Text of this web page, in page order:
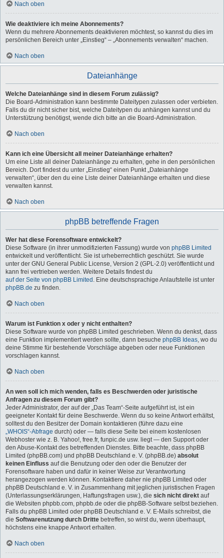
Nach oben
Wie deaktiviere ich meine Abonnements?
Wenn du mehrere Abonnements deaktivieren möchtest, so kannst du dies im
persönlichen Bereich unter „Einstieg“ – „Abonnements verwalten“ machen.
Nach oben
Dateianhänge
Welche Dateianhänge sind in diesem Forum zulässig?
Die Board-Administration kann bestimmte Dateitypen zulassen oder verbieten.
Falls du dir nicht sicher bist, welche Dateitypen du anhängen kannst und du
Unterstützung benötigst, wende dich bitte an die Board-Administration.
Nach oben
Kann ich eine Übersicht all meiner Dateianhänge erhalten?
Um eine Liste all deiner Dateianhänge zu erhalten, gehe in den persönlichen
Bereich. Dort findest du unter „Einstieg“ einen Punkt „Dateianhänge
verwalten“, über den du eine Liste deiner Dateianhänge erhalten und diese
verwalten kannst.
Nach oben
phpBB betreffende Fragen
Wer hat diese Forensoftware entwickelt?
Diese Software (in ihrer unmodifizierten Fassung) wurde von phpBB Limited
entwickelt und veröffentlicht. Sie ist urheberrechtlich geschützt. Sie wurde
unter der GNU General Public License, Version 2 (GPL-2.0) veröffentlicht und
kann frei vertrieben werden. Weitere Details findest du
auf der Seite von phpBB Limited . Eine deutschsprachige Anlaufstelle ist unter
phpBB.de zu finden.
Nach oben
Warum ist Funktion x oder y nicht enthalten?
Diese Software wurde von phpBB Limited geschrieben. Wenn du denkst, dass
eine Funktion implementiert werden sollte, dann besuche phpBB Ideas, wo du
deine Stimme für bestehende Vorschläge abgeben oder neue Funktionen
vorschlagen kannst.
Nach oben
An wen soll ich mich wenden, falls es Beschwerden oder juristische
Anfragen zu diesem Forum gibt?
Jeder Administrator, der auf der „Das Team“-Seite aufgeführt ist, ist ein
geeigneter Kontakt für deine Beschwerde. Wenn du so keine Antwort erhältst,
solltest du den Besitzer der Domain kontaktieren (führe dazu eine
„WHOIS“-Abfrage durch) oder — falls diese Seite bei einem kostenlosen
Webhoster wie z. B. Yahoo!, free.fr, funpic.de usw. liegt — den Support oder
den Abuse-Kontakt des betreffenden Dienstes. Bitte beachte, dass phpBB
Limited (phpBB.com) und phpBB Deutschland e. V. (phpBB.de) absolut
keinen Einfluss auf die Benutzung oder den oder die Benutzer der
Forensoftware haben und dafür in keiner Weise zur Verantwortung
herangezogen werden können. Kontaktiere daher nie phpBB Limited oder
phpBB Deutschland e. V. in Zusammenhang mit jeglichen juristischen Fragen
(Unterlassungserklärungen, Haftungsfragen usw.), die sich nicht direkt auf
die Websiten phpbb.com, phpbb.de oder die phpBB-Software selbst beziehen.
Falls du phpBB Limited oder phpBB Deutschland e. V. E-Mails schreibst, die
die Softwarenutzung durch Dritte betreffen, so wirst du, wenn überhaupt,
höchstens eine knappe Antwort erhalten.
Nach oben